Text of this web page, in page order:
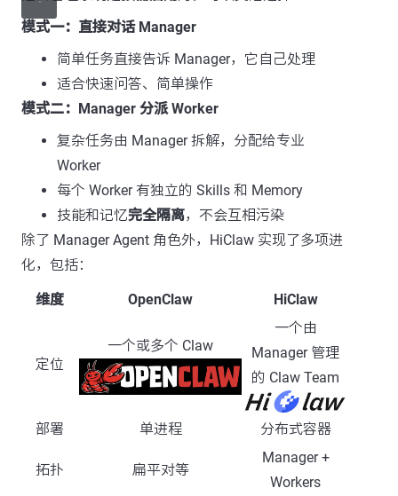
模式一：直接对话 Manager
简单任务直接告诉 Manager，它自己处理
适合快速问答、简单操作
模式二：Manager 分派 Worker
复杂任务由 Manager 拆解，分配给专业
Worker
每个 Worker 有独立的 Skills 和 Memory
技能和记忆完全隔离，不会互相污染
除了 Manager Agent 角色外，HiClaw 实现了多项进
化，包括：
维度 OpenClaw HiClaw
定位
一个或多个 Claw
一个由
Manager 管理
的 Claw Team
部署 单进程 分布式容器
拓扑 扁平对等
Manager +
Workers